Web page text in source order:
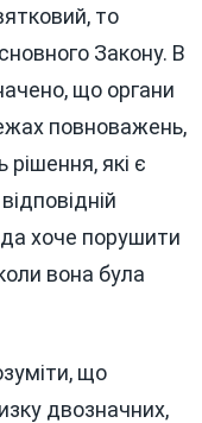
то
Закону. В
що органи
повноважень,
які є
хоче порушити
вона була
що
двозначних,